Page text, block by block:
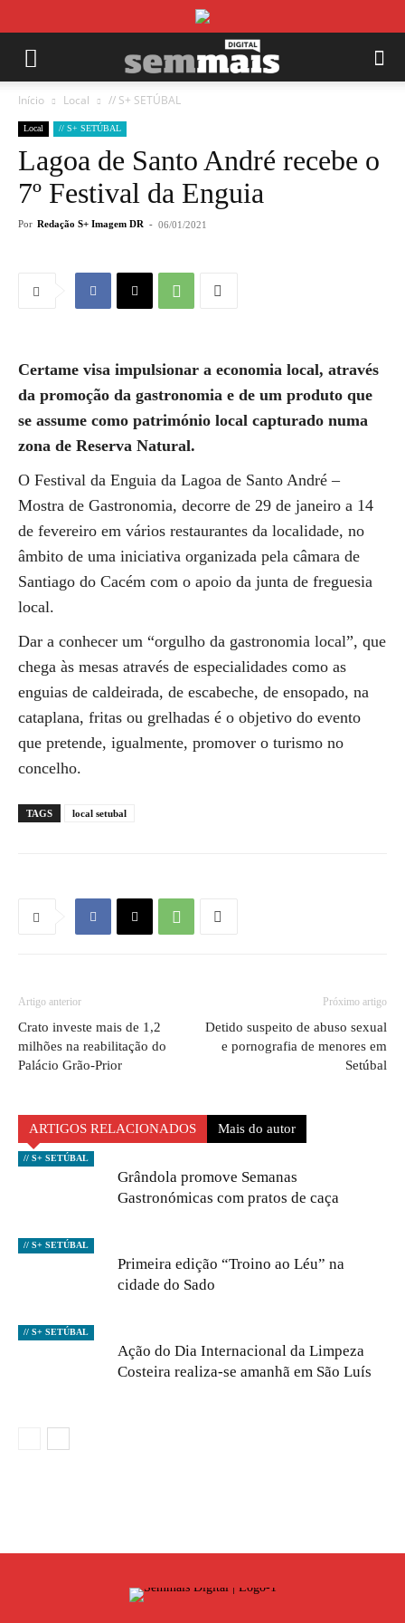
Início Local // S+ SETÚBAL
Local // S+ SETÚBAL
Lagoa de Santo André recebe o
7º Festival da Enguia
Por Redação S+ Imagem DR - 06/01/2021
Certame visa impulsionar a economia local, através
da promoção da gastronomia e de um produto que
se assume como património local capturado numa
zona de Reserva Natural.
O Festival da Enguia da Lagoa de Santo André –
Mostra de Gastronomia, decorre de 29 de janeiro a 14
de fevereiro em vários restaurantes da localidade, no
âmbito de uma iniciativa organizada pela câmara de
Santiago do Cacém com o apoio da junta de freguesia
local.
Dar a conhecer um “orgulho da gastronomia local”, que
chega às mesas através de especialidades como as
enguias de caldeirada, de escabeche, de ensopado, na
cataplana, fritas ou grelhadas é o objetivo do evento
que pretende, igualmente, promover o turismo no
concelho.
TAGS local setubal
Artigo anterior
Crato investe mais de 1,2
milhões na reabilitação do
Palácio Grão-Prior
Próximo artigo
Detido suspeito de abuso sexual
e pornografia de menores em
Setúbal
ARTIGOS RELACIONADOS Mais do autor
// S+ SETÚBAL
Grândola promove Semanas
Gastronómicas com pratos de caça
// S+ SETÚBAL
Primeira edição “Troino ao Léu” na
cidade do Sado
// S+ SETÚBAL
Ação do Dia Internacional da Limpeza
Costeira realiza-se amanhã em São Luís